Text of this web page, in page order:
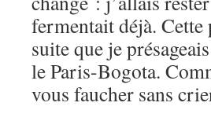
fermentait déjà.
suite que je
le Paris-Bogota.
vous faucher sans